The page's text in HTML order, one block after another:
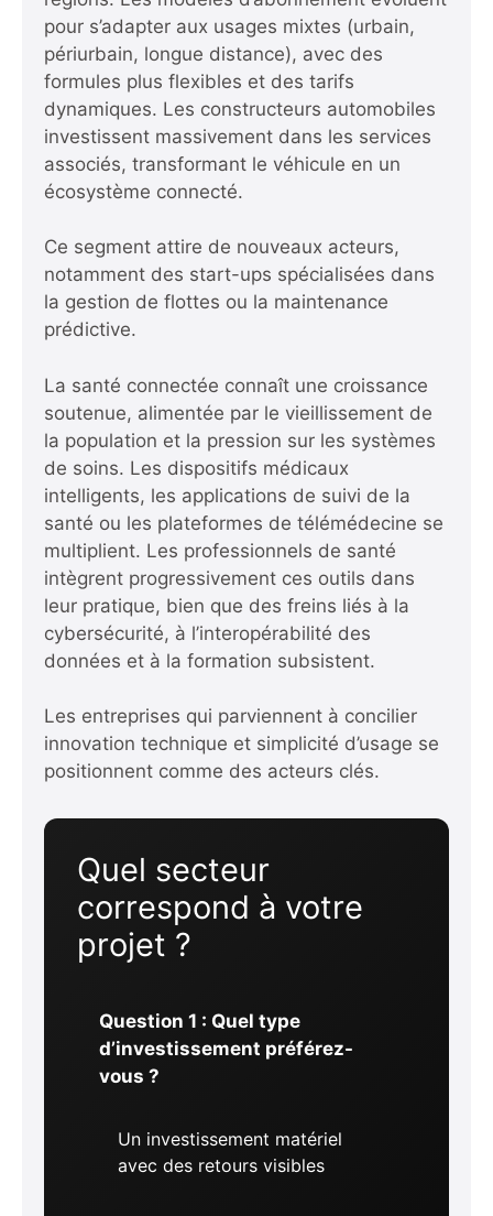
pour s’adapter aux usages mixtes (urbain,
périurbain, longue distance), avec des
formules plus flexibles et des tarifs
dynamiques. Les constructeurs automobiles
investissent massivement dans les services
associés, transformant le véhicule en un
écosystème connecté.
Ce segment attire de nouveaux acteurs,
notamment des start-ups spécialisées dans
la gestion de flottes ou la maintenance
prédictive.
La santé connectée connaît une croissance
soutenue, alimentée par le vieillissement de
la population et la pression sur les systèmes
de soins. Les dispositifs médicaux
intelligents, les applications de suivi de la
santé ou les plateformes de télémédecine se
multiplient. Les professionnels de santé
intègrent progressivement ces outils dans
leur pratique, bien que des freins liés à la
cybersécurité, à l’interopérabilité des
données et à la formation subsistent.
Les entreprises qui parviennent à concilier
innovation technique et simplicité d’usage se
positionnent comme des acteurs clés.
Quel secteur
correspond à votre
projet ?
Question 1 : Quel type
d’investissement préférez-
vous ?
Un investissement matériel
avec des retours visibles